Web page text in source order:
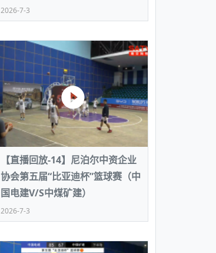
2026-7-3
【直播回放-14】尼泊尔中资企业
协会第五届“比亚迪杯”篮球赛（中
国电建V/S中煤矿建）
2026-7-3